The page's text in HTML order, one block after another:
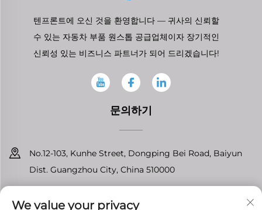
텐프론트에 오신 것을 환영합니다 — 귀사의 신뢰할
수 있는 자동차 부품 원스톱 공급업체이자 장기적인
신뢰성 있는 비즈니스 파트너가 되어 드리겠습니다!
문의하기
No.12-103, Kunhe Street, Dongping Bei Road, Baiyun
Dist. Guangzhou City, China 510000
We value your privacy